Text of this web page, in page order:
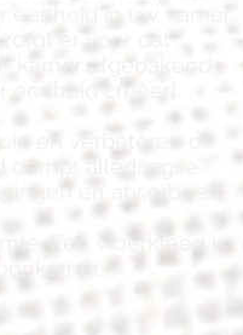
eenheid in uw kamer .
er voor dat
kamer afgebakend
eenheid creëert
en verbeteren de
dempt alledaagse
en absorbeert
Een vloerkleed is